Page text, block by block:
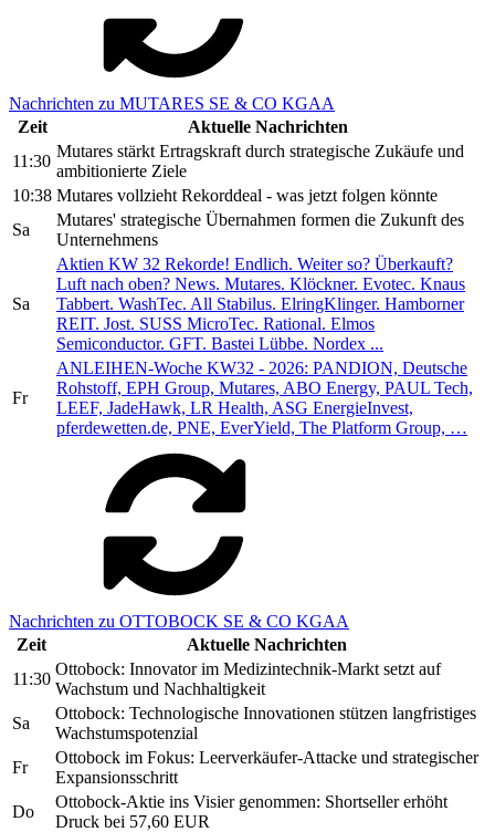
Nachrichten zu MUTARES SE & CO KGAA
Zeit
Aktuelle Nachrichten
11:30
Mutares stärkt Ertragskraft durch strategische Zukäufe und
ambitionierte Ziele
10:38 Mutares vollzieht Rekorddeal - was jetzt folgen könnte
Sa
Mutares' strategische Übernahmen formen die Zukunft des
Unternehmens
Sa
Aktien KW 32 Rekorde! Endlich. Weiter so? Überkauft?
Luft nach oben? News. Mutares. Klöckner. Evotec. Knaus
Tabbert. WashTec. All Stabilus. ElringKlinger. Hamborner
REIT. Jost. SUSS MicroTec. Rational. Elmos
Semiconductor. GFT. Bastei Lübbe. Nordex ...
Fr
ANLEIHEN-Woche KW32 - 2026: PANDION, Deutsche
Rohstoff, EPH Group, Mutares, ABO Energy, PAUL Tech,
LEEF, JadeHawk, LR Health, ASG EnergieInvest,
pferdewetten.de, PNE, EverYield, The Platform Group, …
Nachrichten zu OTTOBOCK SE & CO KGAA
Zeit
Aktuelle Nachrichten
11:30
Ottobock: Innovator im Medizintechnik-Markt setzt auf
Wachstum und Nachhaltigkeit
Sa
Ottobock: Technologische Innovationen stützen langfristiges
Wachstumspotenzial
Fr
Ottobock im Fokus: Leerverkäufer-Attacke und strategischer
Expansionsschritt
Do
Ottobock-Aktie ins Visier genommen: Shortseller erhöht
Druck bei 57,60 EUR